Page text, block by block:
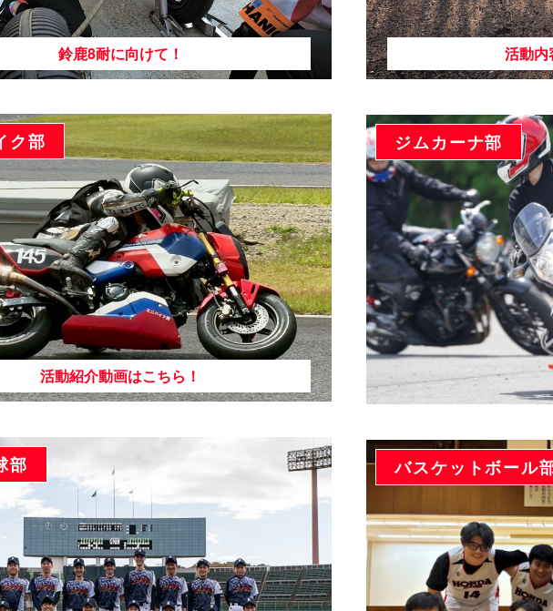
鈴鹿8耐に向けて！ 活動内
ク部
活動紹介動画はこちら！
ジムカーナ部
部 バスケットボール